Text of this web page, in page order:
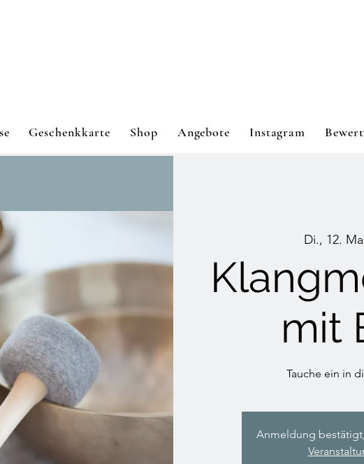
Geschenkkarte Shop Angebote Instagram
Di., 12.
mit
Tauche ein in
Anmeldung